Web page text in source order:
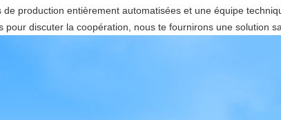
production entièrement automatisées et une équipe
discuter la coopération, nous te fournirons une solution